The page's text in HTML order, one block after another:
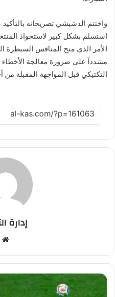
واختتم الدشيشي تصريحاته
استسلم بشكل كبير لاستحواذ
الأمر الذي منح المنافس السيطرة
مشدداً على ضرورة معالجة الأخطاء
التكتيكي قبل المواجهة المقبلة
إدارة
ا
ل